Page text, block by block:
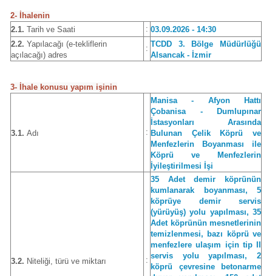
2- İhalenin
2.1. Tarih ve Saati : 03.09.2026 - 14:30
2.2. Yapılacağı (e-tekliflerin
açılacağı) adres
: TCDD 3. Bölge Müdürlüğü
Alsancak - İzmir
3- İhale konusu yapım işinin
3.1. Adı :
Manisa - Afyon Hattı
Çobanisa - Dumlupınar
İstasyonları Arasında
Bulunan Çelik Köprü ve
Menfezlerin Boyanması ile
Köprü ve Menfezlerin
İyileştirilmesi İşi
3.2. Niteliği, türü ve miktarı :
35 Adet demir köprünün
kumlanarak boyanması, 5
köprüye demir servis
(yürüyüş) yolu yapılması, 35
Adet köprünün mesnetlerinin
temizlenmesi, bazı köprü ve
menfezlere ulaşım için tip II
servis yolu yapılması, 2
köprü çevresine betonarme